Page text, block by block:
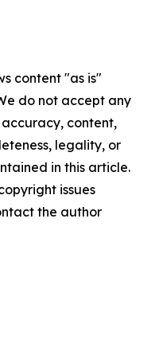
content "as is"
do not accept any
content,
legality, or
in this article.
issues
the author